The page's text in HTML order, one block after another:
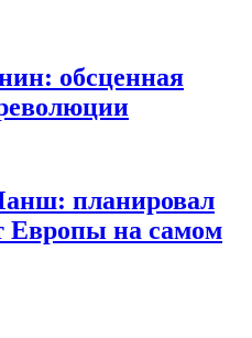
обсценная
планировал
Европы на самом